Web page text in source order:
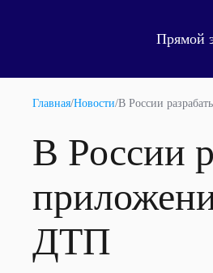
Прямой
Главная/Новости/В России
В России
ДТП